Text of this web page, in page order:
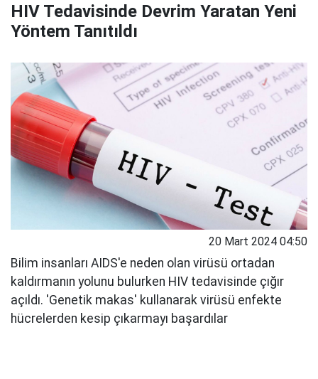
HIV Tedavisinde Devrim Yaratan Yeni
Yöntem Tanıtıldı
20 Mart 2024 04:50
Bilim insanları AIDS'e neden olan virüsü ortadan
kaldırmanın yolunu bulurken HIV tedavisinde çığır
açıldı. 'Genetik makas' kullanarak virüsü enfekte
hücrelerden kesip çıkarmayı başardılar